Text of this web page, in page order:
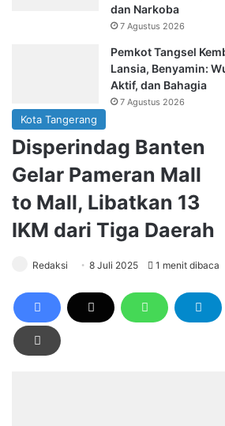
dan Narkoba
7 Agustus 2026
Pemkot Tangsel
Lansia, Benyamin:
Aktif, dan Bahagia
7 Agustus 2026